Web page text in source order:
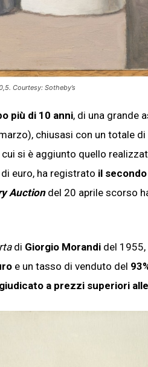
Courtesy: Sotheby’s
più di 10 anni, di una grande
chiusasi con un totale
si è aggiunto quello
euro, ha registrato il
Auctiondel 20 aprile scorso
di Giorgio Morandi del
e un tasso di venduto del
a prezzi superiori